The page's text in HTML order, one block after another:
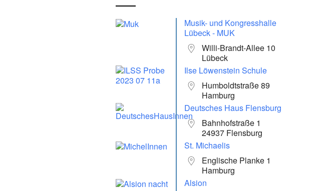
Musik- und Kongresshalle
Lübeck - MUK
Willi-Brandt-Allee 10
Lübeck
Ilse Löwenstein Schule
Humboldtstraße 89
Hamburg
Deutsches Haus Flensburg
Bahnhofstraße 1
24937 Flensburg
St. Michaelis
Englische Planke 1
Hamburg
Alsion